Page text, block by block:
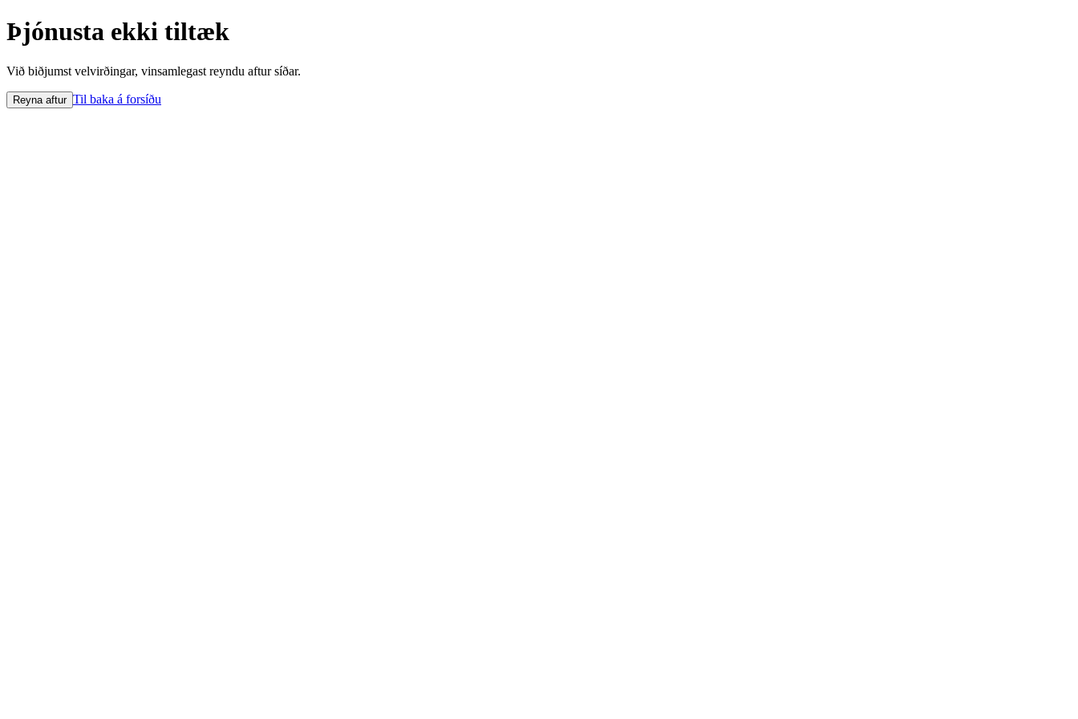
Þjónusta ekki tiltæk
Við biðjumst velvirðingar, vinsamlegast reyndu aftur síðar.
Reyna aftur Til baka á forsíðu